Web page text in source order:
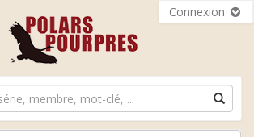
Connexion